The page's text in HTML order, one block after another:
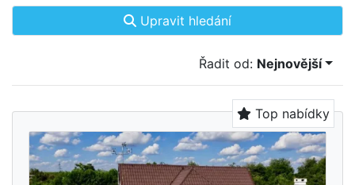
Upravit hledání
Řadit od: Nejnovější
Top nabídky